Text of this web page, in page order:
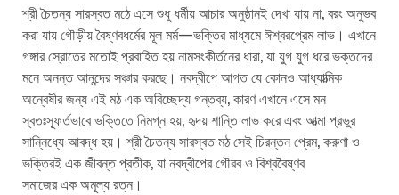
শ্রী চৈতন্য সারস্বত মঠে এসে শুধু ধর্মীয় আচার অনুষ্ঠানই দেখা যায় না, বরং অনুভব
করা যায় গৌড়ীয় বৈষ্ণবধর্মের মূল মর্ম—ভক্তির মাধ্যমে ঈশ্বরপ্রেম লাভ। এখানে
গঙ্গার স্রোতের মতোই প্রবাহিত হয় নামসংকীর্তনের ধারা, যা যুগ যুগ ধরে ভক্তদের
মনে অনন্ত আনন্দের সঞ্চার করছে। নবদ্বীপে আগত যে কোনও আধ্যাত্মিক
অন্বেষীর জন্য এই মঠ এক অবিচ্ছেদ্য গন্তব্য, কারণ এখানে এসে মন
স্বতঃস্ফূর্তভাবে ভক্তিতে নিমগ্ন হয়, হৃদয় শান্তি লাভ করে এবং আত্মা প্রভুর
সান্নিধ্যে আবদ্ধ হয়। শ্রী চৈতন্য সারস্বত মঠ সেই চিরন্তন প্রেম, করুণা ও
ভক্তিরই এক জীবন্ত প্রতীক, যা নবদ্বীপের গৌরব ও বিশ্ববৈষ্ণব
সমাজের এক অমূল্য রত্ন।